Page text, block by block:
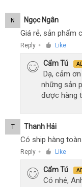
N Ngọc Ngân
Giá rẻ, sản phẩm
Reply ● Like
Cẩm Tú
Dạ, cảm
những sản
được hàng
T Thanh Hải
Có ship hàng
Reply ● Like
Cẩm Tú
Có nhé,